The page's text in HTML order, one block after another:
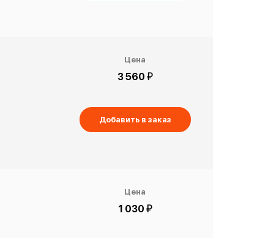
Цена
3 560 й
Добавить в заказ
Цена
1 030 й